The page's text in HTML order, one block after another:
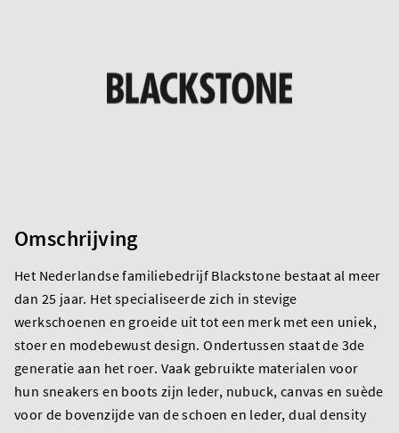
Omschrijving
Het Nederlandse familiebedrijf Blackstone bestaat al meer
dan 25 jaar. Het specialiseerde zich in stevige
werkschoenen en groeide uit tot een merk met een uniek,
stoer en modebewust design. Ondertussen staat de 3de
generatie aan het roer. Vaak gebruikte materialen voor
hun sneakers en boots zijn leder, nubuck, canvas en suède
voor de bovenzijde van de schoen en leder, dual density